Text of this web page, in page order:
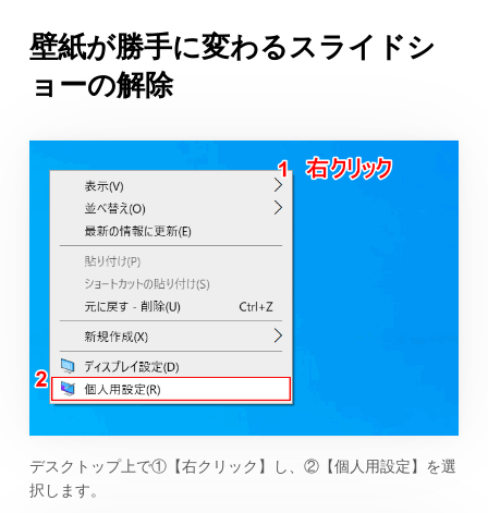
壁紙が勝手に変わるスライドシ
ョーの解除
デスクトップ上で①【右クリック】し、②【個人用設定】を選
択します。